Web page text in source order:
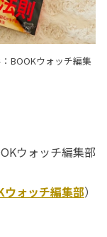
BOOKウォッチ編集
ウォッチ編集部
ウォッチ編集部）